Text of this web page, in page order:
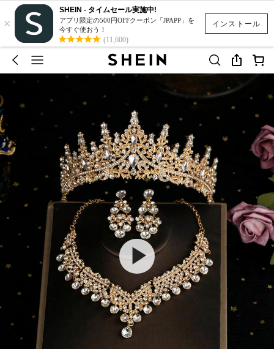
インストール
×
SHEIN - タイムセール実施中!
アプリ限定の500円OFFクーポン「JPAPP」を
今すぐ使おう！
(11,600)